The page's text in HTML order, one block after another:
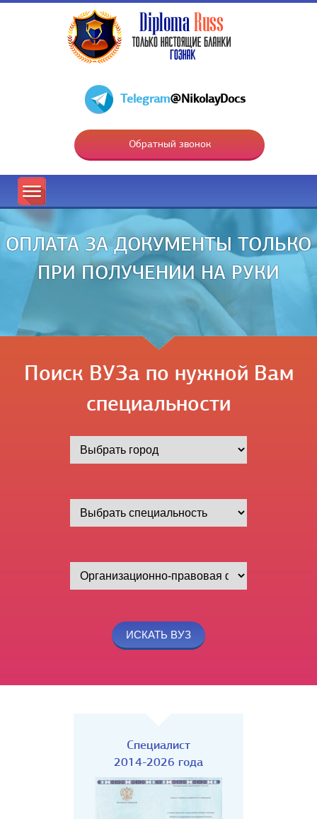
Telegram@NikolayDocs
Обратный звонок
ОПЛАТА ЗА ДОКУМЕНТЫ ТОЛЬКО
ПРИ ПОЛУЧЕНИИ НА РУКИ
Поиск ВУЗа по нужной Вам
специальности
Специалист
2014-2026 года